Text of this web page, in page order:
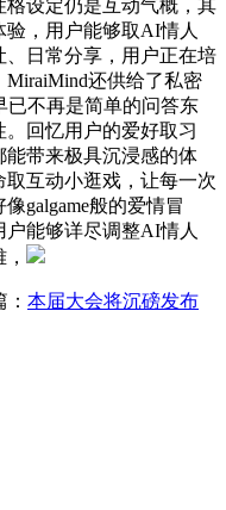
设定仍是互动气概，其
，用户能够取AI情人
日常分享，用户正在培
还供给了私密
已不再是简单的问答东
回忆用户的爱好取习
带来极具沉浸感的体
互动小逛戏，让每一次
galgame般的爱情冒
能够详尽调整AI情人
本届大会将沉磅发布